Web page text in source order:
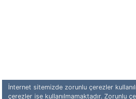
İnternet sitemizde zorunlu çerezler
çerezler ise kullanılmamaktadır. Zorunlu